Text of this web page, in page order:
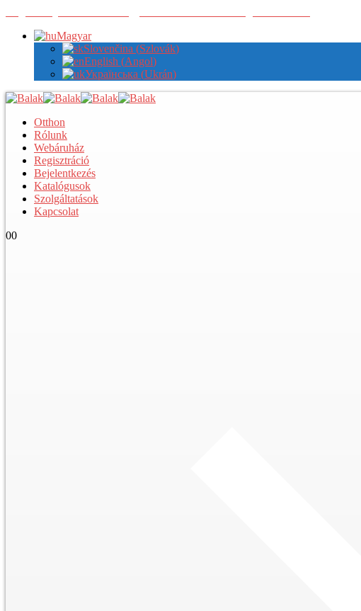
Magyar
Slovenčina (Szlovák)
English (Angol)
Українська (Ukrán)
Otthon
Rólunk
Webáruház
Regisztráció
Bejelentkezés
Katalógusok
Szolgáltatások
Kapcsolat
00